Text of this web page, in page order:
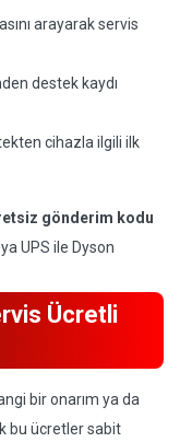
arayarak servis
destek kaydı
cihazla ilgili ilk
gönderim kodu
UPS ile Dyson
Ücretli
bir onarım ya da
bu ücretler sabit